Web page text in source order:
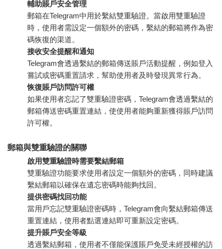
輔助賬戶安全管理
郵箱在Telegram中用於繫結雙重驗證。當啟用雙重驗證
時，使用者需設定一個額外的密碼，繫結的郵箱將作為密
碼恢復的渠道。
接收安全提醒和通知
Telegram會透過繫結的郵箱傳送賬戶活動提醒，例如登入
嘗試或密碼重置請求，幫助使用者及時發現異常行為。
恢復賬戶訪問許可權
如果使用者忘記了雙重驗證密碼，Telegram會透過繫結的
郵箱傳送密碼重置連結，使使用者能夠重新獲得賬戶訪問
許可權。
郵箱與雙重驗證的關聯
啟用雙重驗證時需要繫結郵箱
雙重驗證功能要求使用者設定一個額外的密碼，同時建議
繫結郵箱以確保在遺忘密碼時能夠找回。
提供密碼找回功能
當用戶忘記雙重驗證密碼時，Telegram會向繫結郵箱傳送
重置連結，使用者點選連結即可重新設定密碼。
提升賬戶安全等級
透過繫結郵箱，使用者不僅能保護賬戶免受未經授權的訪